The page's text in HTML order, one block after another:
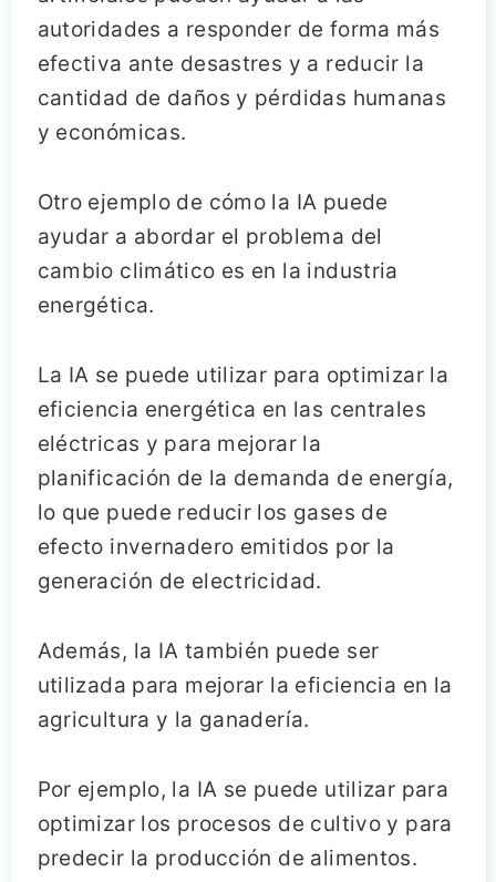
autoridades a responder de forma más
efectiva ante desastres y a reducir la
cantidad de daños y pérdidas humanas
y económicas.
Otro ejemplo de cómo la IA puede
ayudar a abordar el problema del
cambio climático es en la industria
energética.
La IA se puede utilizar para optimizar la
eficiencia energética en las centrales
eléctricas y para mejorar la
planificación de la demanda de energía,
lo que puede reducir los gases de
efecto invernadero emitidos por la
generación de electricidad.
Además, la IA también puede ser
utilizada para mejorar la eficiencia en la
agricultura y la ganadería.
Por ejemplo, la IA se puede utilizar para
optimizar los procesos de cultivo y para
predecir la producción de alimentos.